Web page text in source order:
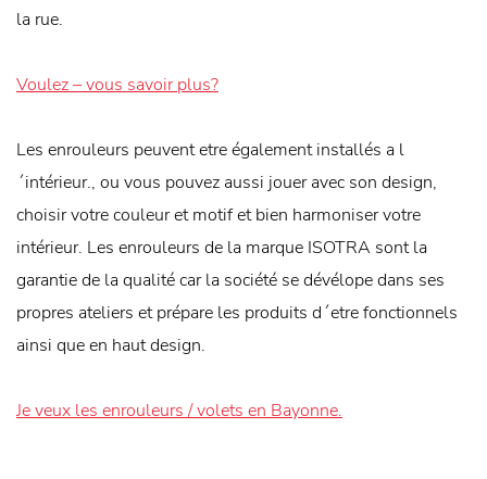
la rue.
Voulez – vous savoir plus?
Les enrouleurs peuvent etre également installés a l
´intérieur., ou vous pouvez aussi jouer avec son design,
choisir votre couleur et motif et bien harmoniser votre
intérieur. Les enrouleurs de la marque ISOTRA sont la
garantie de la qualité car la société se dévélope dans ses
propres ateliers et prépare les produits d´etre fonctionnels
ainsi que en haut design.
Je veux les enrouleurs / volets en Bayonne.